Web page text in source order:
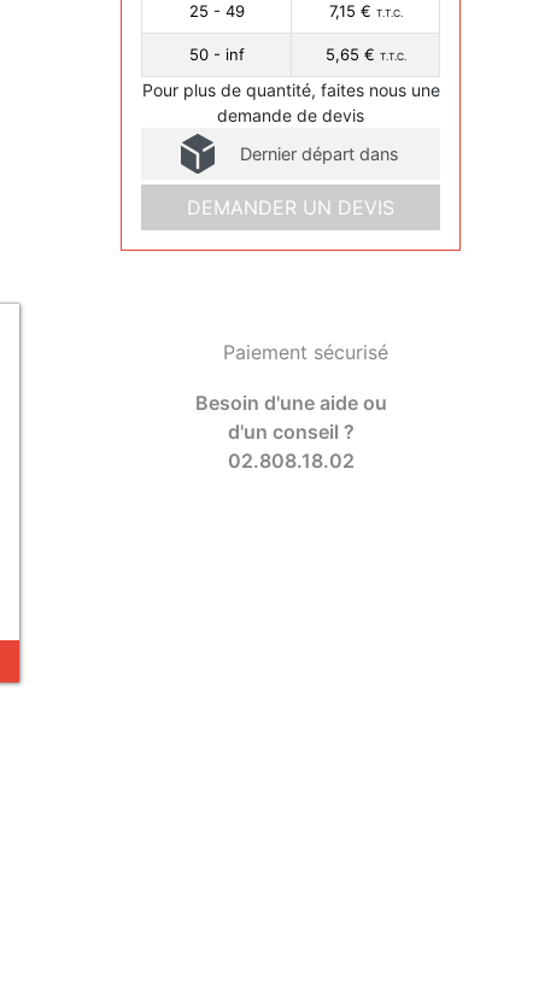
25 - 49 7,15 € T.T.C.
50 - inf 5,65 € T.T.C.
Pour plus de quantité, faites nous une
demande de devis
Dernier départ dans
DEMANDER UN DEVIS
Paiement sécurisé
Besoin d'une aide ou
d'un conseil ?
02.808.18.02